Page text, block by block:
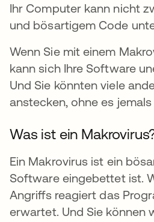
Ihr Computer kann nicht
und bösartigem Code
Wenn Sie mit einem
kann sich Ihre Software
Und Sie könnten viele
anstecken, ohne es
Was ist ein
Ein Makrovirus ist ein
Software eingebettet ist.
Angriffs reagiert das
erwartet. Und Sie können